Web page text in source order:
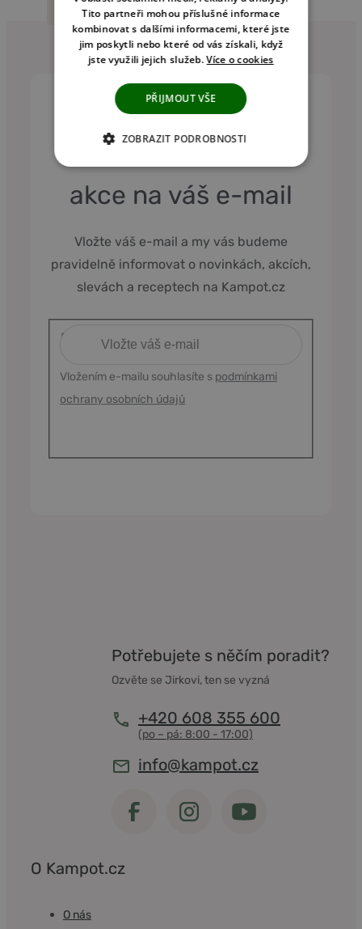
Kořeněné novinky a
akce na váš e-mail
Vložte váš e-mail a my vás budeme
pravidelně informovat o novinkách, akcích,
slevách a receptech na Kampot.cz
Vložením e-mailu souhlasíte s podmínkami
ochrany osobních údajů
Potřebujete s něčím poradit?
Ozvěte se Jirkovi, ten se vyzná
+420 608 355 600
info@kampot.cz
O Kampot.cz
O nás
Tito partneři mohou příslušné informace
kombinovat s dalšími informacemi, které jste
jim poskytli nebo které od vás získali, když
jste využili jejich služeb.Více o cookies
PŘIJMOUT VŠE
ZOBRAZIT PODROBNOSTI
NEZBYTNĚ NUTNÉ COOKIES
ANALYTICKÉ COOKIES
MARKETINGOVÉ COOKIES
NEZAŘAZENÉ COOKIES